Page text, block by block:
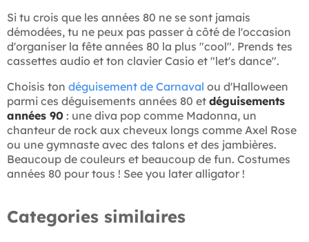
Si tu crois que les années 80 ne se sont jamais
démodées, tu ne peux pas passer à côté de l'occasion
d'organiser la fête années 80 la plus "cool". Prends tes
cassettes audio et ton clavier Casio et "let's dance".
Choisis ton déguisement de Carnaval ou d'Halloween
parmi ces déguisements années 80 et déguisements
années 90 : une diva pop comme Madonna, un
chanteur de rock aux cheveux longs comme Axel Rose
ou une gymnaste avec des talons et des jambières.
Beaucoup de couleurs et beaucoup de fun. Costumes
années 80 pour tous ! See you later alligator !
Categories similaires